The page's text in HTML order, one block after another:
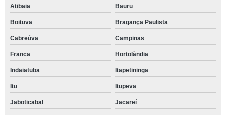
Atibaia Bauru
Boituva Bragança Paulista
Cabreúva Campinas
Franca Hortolândia
Indaiatuba Itapetininga
Itu Itupeva
Jaboticabal Jacareí